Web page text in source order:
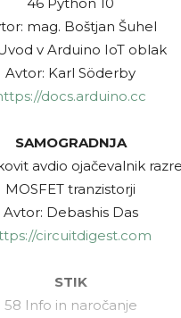
mag. Boštjan Šuhel
v Arduino IoT oblak
Avtor: Karl Söderby
docs.arduino.cc
SAMOGRADNJA
avdio ojačevalnik
MOSFET tranzistorji
Avtor: Debashis Das
circuitdigest.com
STIK
58 Info in naročanje